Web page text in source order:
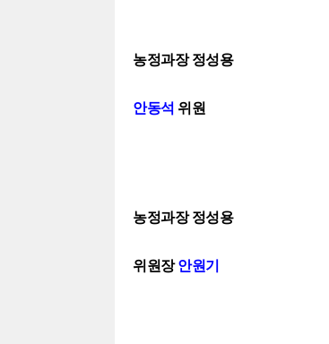
농정과장 정성용
안동석 위원
농정과장 정성용
위원장안원기